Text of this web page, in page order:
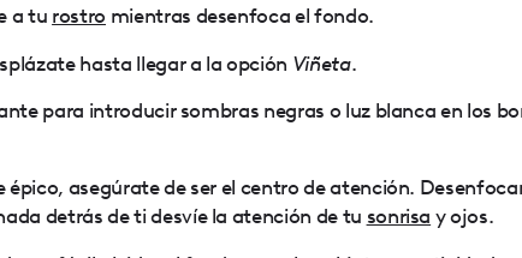
a tu rostro mientras desenfoca el fondo.
hasta llegar a la opción Viñeta.
para introducir sombras negras o luz blanca en los
épico, asegúrate de ser el centro de atención.
detrás de ti desvíe la atención de tu sonrisa y ojos.